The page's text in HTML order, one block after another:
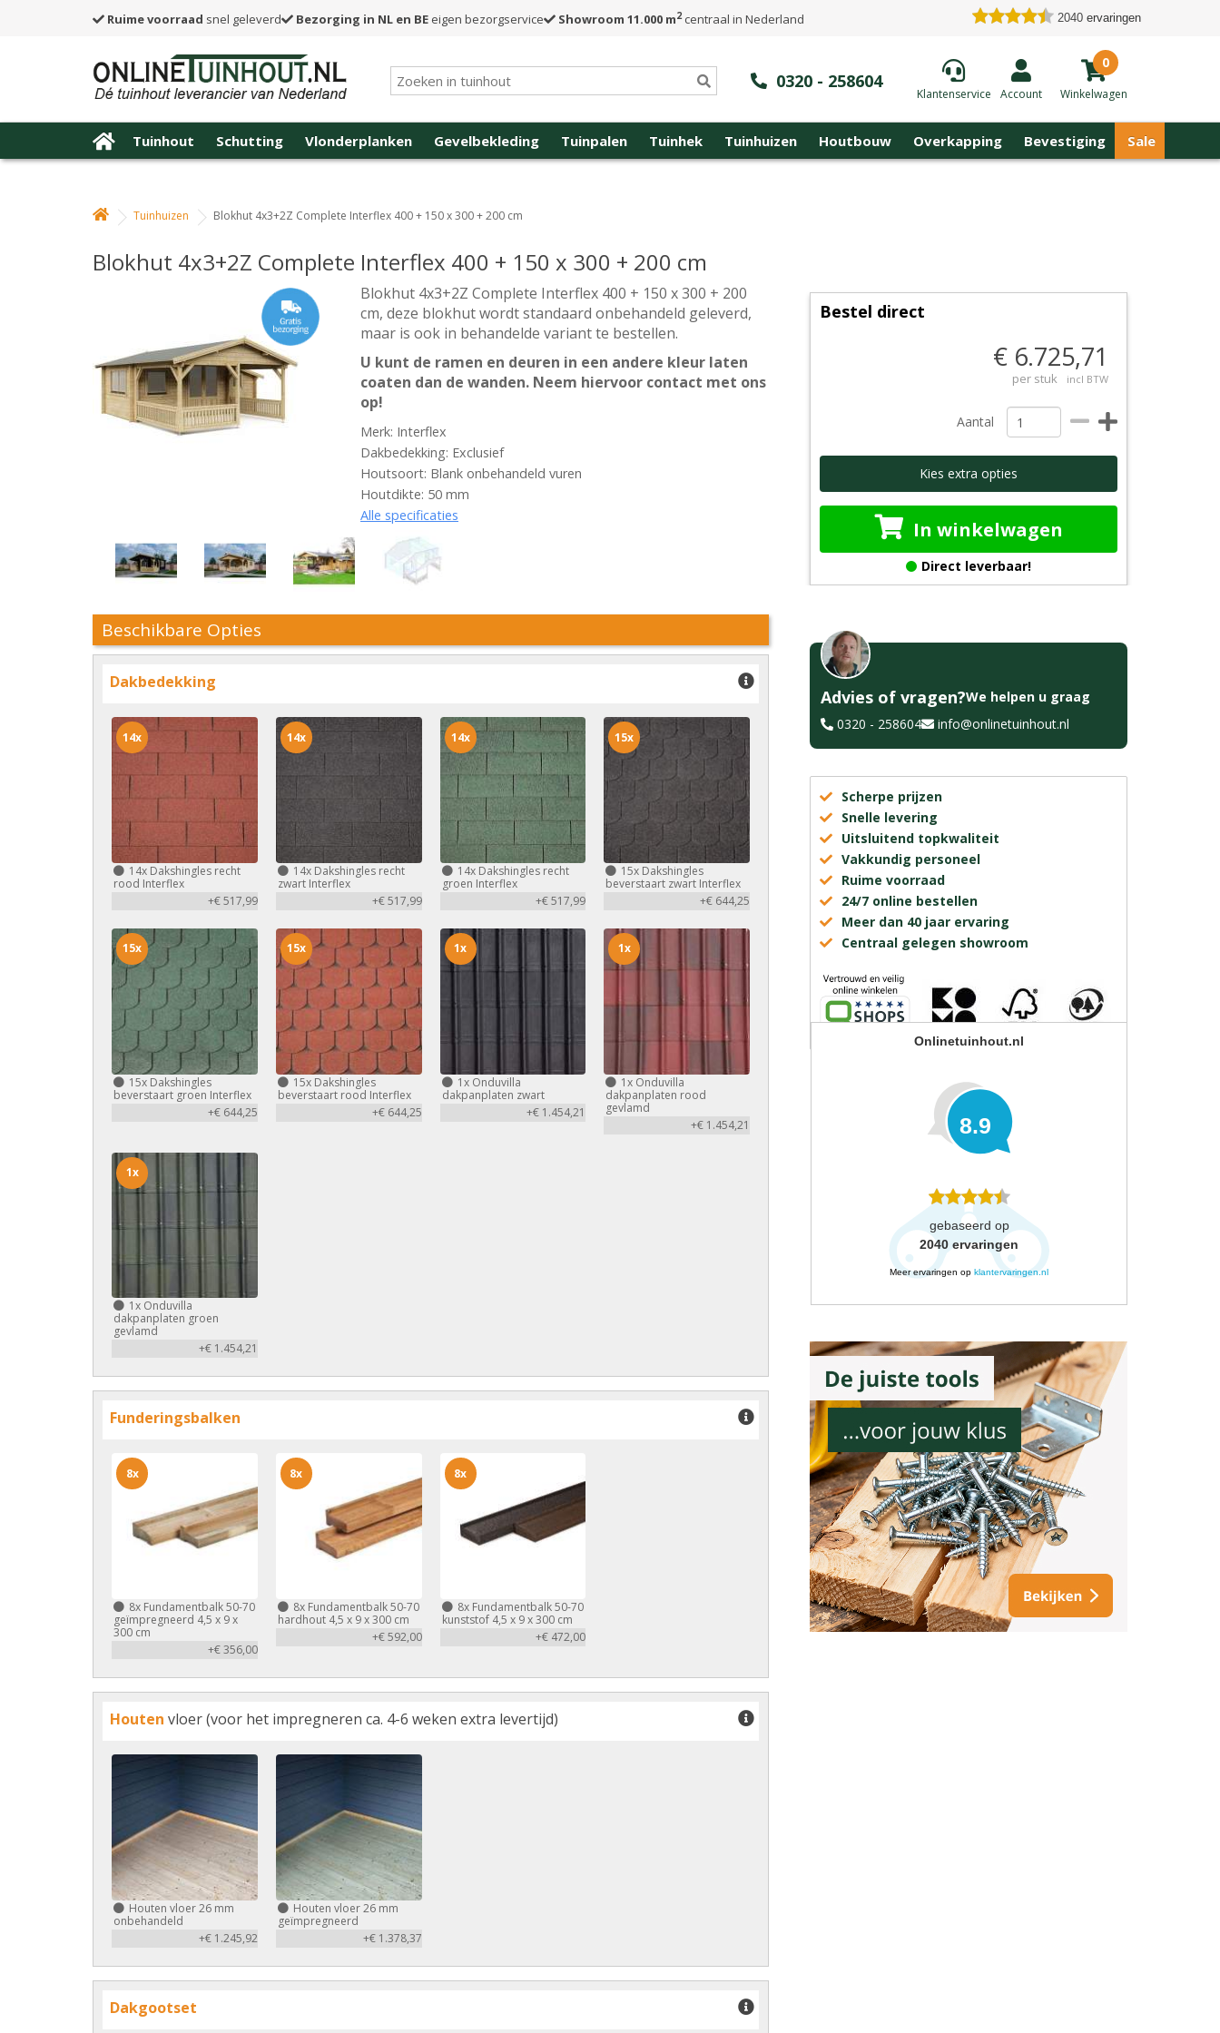
Ruime voorraad snel geleverd Bezorging in NL en BE eigen bezorgservice Showroom 11.000 m2centraal in Nederland 2040 ervaringen
0320 - 258604
Klantenservice Account
0
Winkelwagen
Tuinhout Schutting Vlonderplanken Gevelbekleding Tuinpalen Tuinhek Tuinhuizen Houtbouw Overkapping Bevestiging Sale
Tuinhuizen Blokhut 4x3+2Z Complete Interflex 400 + 150 x 300 + 200 cm
Blokhut 4x3+2Z Complete Interflex 400 + 150 x 300 + 200 cm
Blokhut 4x3+2Z Complete Interflex 400 + 150 x 300 + 200
cm, deze blokhut wordt standaard onbehandeld geleverd,
maar is ook in behandelde variant te bestellen.
U kunt de ramen en deuren in een andere kleur laten
coaten dan de wanden. Neem hiervoor contact met ons
op!
Merk: Interflex
Dakbedekking: Exclusief
Houtsoort: Blank onbehandeld vuren
Houtdikte: 50 mm
Alle specificaties
Beschikbare Opties
Dakbedekking
14x Dakshingles recht
rood Interflex
+€ 517,99
14x
14xDakshingles recht
zwart Interflex
+€ 517,99
14x
14xDakshingles recht
groen Interflex
+€ 517,99
14x
15x Dakshingles
beverstaart zwart Interflex
+€ 644,25
15x
15x Dakshingles
beverstaart groen Interflex
+€ 644,25
15x
15xDakshingles
beverstaart rood Interflex
+€ 644,25
15x
1xOnduvilla
dakpanplaten zwart
+€ 1.454,21
1x
1x Onduvilla
dakpanplaten rood
gevlamd
+€ 1.454,21
1x
1x Onduvilla
dakpanplaten groen
gevlamd
+€ 1.454,21
1x
Funderingsbalken
8x Fundamentbalk 50-70
geïmpregneerd 4,5 x 9 x
300 cm
+€ 356,00
8x
8xFundamentbalk 50-70
hardhout 4,5 x 9 x 300 cm
+€ 592,00
8x
8xFundamentbalk 50-70
kunststof 4,5 x 9 x 300 cm
+€ 472,00
8x
Houten vloer (voor het impregneren ca. 4-6 weken extra levertijd)
Houten vloer 26 mm
onbehandeld
+€ 1.245,92
Houten vloer 26 mm
geïmpregneerd
+€ 1.378,37
Dakgootset
Bestel direct
€ 6.725,71
per stuk incl BTW
Aantal
Kies extra opties
In winkelwagen
Direct leverbaar!
Advies of vragen?We helpen u graag
0320 - 258604
info@onlinetuinhout.nl
Scherpe prijzen
Snelle levering
Uitsluitend topkwaliteit
Vakkundig personeel
Ruime voorraad
24/7 online bestellen
Meer dan 40 jaar ervaring
Centraal gelegen showroom
Onlinetuinhout.nl
8.9
gebaseerd op
2040 ervaringen
Meer ervaringen op klantervaringen.nl